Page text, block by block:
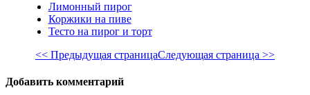
Лимонный пирог
Коржики на пиве
Тесто на пирог и торт
<< Предыдущая страницаСледующая страница >>
Добавить комментарий